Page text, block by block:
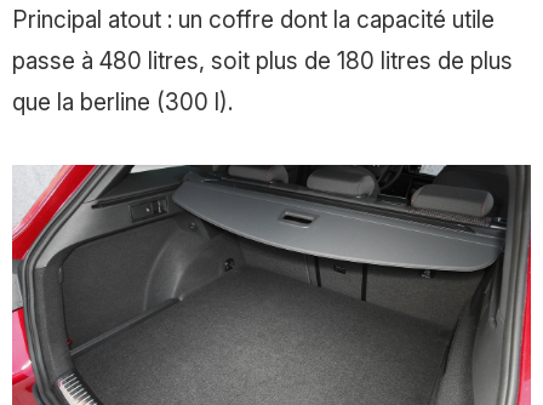
Principal atout : un coffre dont la capacité utile
passe à 480 litres, soit plus de 180 litres de plus
que la berline (300 l).